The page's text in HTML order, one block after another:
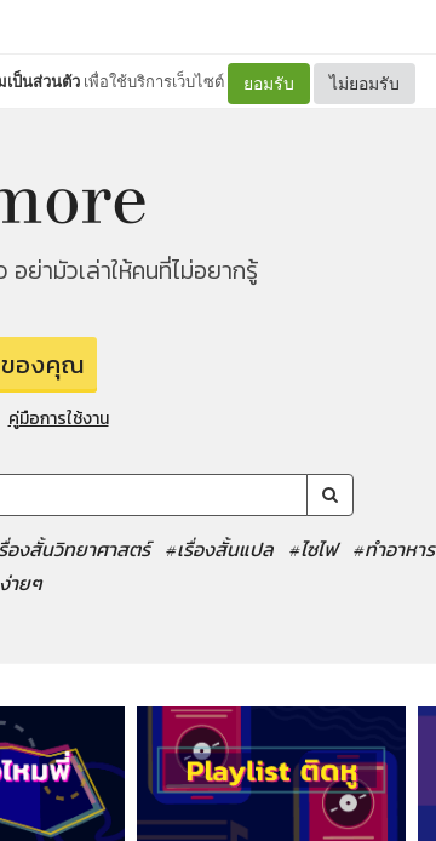
เป็นส่วนตัว เพื่อใช้บริการเว็บไซต์ ยอมรับ ไม่ยอมรับ
อย่ามัวเล่าให้คนที่ไม่อยากรู้
ของคุณ
คู่มือการใช้งาน
องสั้นวิทยาศาสตร์ #เรื่องสั้นแปล #ไซไฟ
#ทำอาหาร
ายๆ